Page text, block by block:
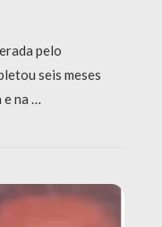
pelo
seis meses
e na …